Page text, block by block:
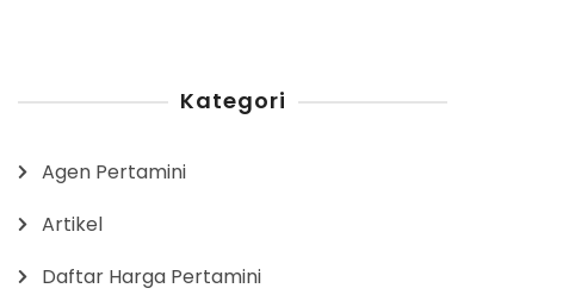
Kategori
Agen Pertamini
Artikel
Daftar Harga Pertamini